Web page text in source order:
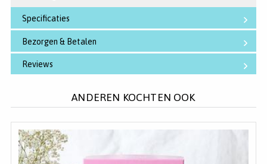
Specificaties
Bezorgen & Betalen
Reviews
ANDEREN KOCHTEN OOK